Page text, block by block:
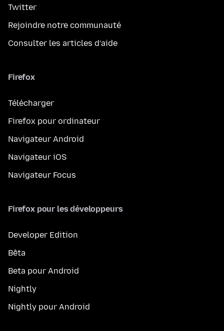
Twitter
Rejoindre notre communauté
Consulter les articles d’aide
Firefox
Télécharger
Firefox pour ordinateur
Navigateur Android
Navigateur iOS
Navigateur Focus
Firefox pour les développeurs
Developer Edition
Bêta
Beta pour Android
Nightly
Nightly pour Android